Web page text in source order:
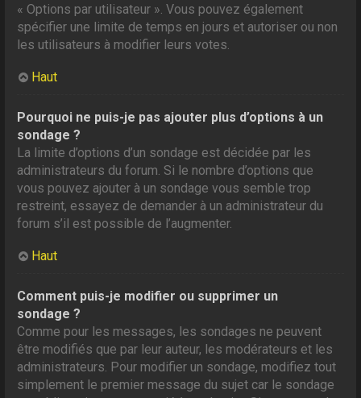
« Options par utilisateur ». Vous pouvez également
spécifier une limite de temps en jours et autoriser ou non
les utilisateurs à modifier leurs votes.
Haut
Pourquoi ne puis-je pas ajouter plus d’options à un
sondage ?
La limite d’options d’un sondage est décidée par les
administrateurs du forum. Si le nombre d’options que
vous pouvez ajouter à un sondage vous semble trop
restreint, essayez de demander à un administrateur du
forum s’il est possible de l’augmenter.
Haut
Comment puis-je modifier ou supprimer un
sondage ?
Comme pour les messages, les sondages ne peuvent
être modifiés que par leur auteur, les modérateurs et les
administrateurs. Pour modifier un sondage, modifiez tout
simplement le premier message du sujet car le sondage